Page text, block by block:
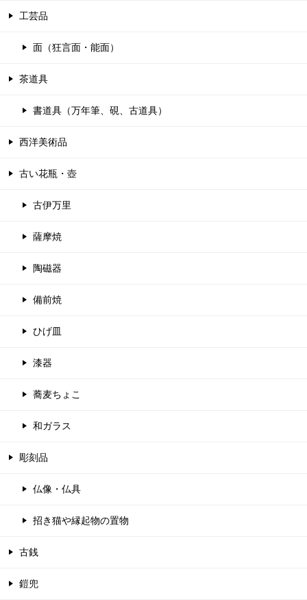
工芸品
面（狂言面・能面）
茶道具
書道具（万年筆、硯、古道具）
西洋美術品
古い花瓶・壺
古伊万里
薩摩焼
陶磁器
備前焼
ひげ皿
漆器
蕎麦ちょこ
和ガラス
彫刻品
仏像・仏具
招き猫や縁起物の置物
古銭
鎧兜